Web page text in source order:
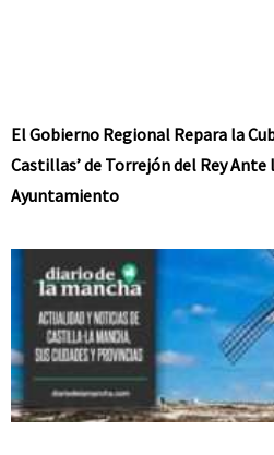
El Gobierno Regional Repara la
Castillas’ de Torrejón del Rey Ante
Ayuntamiento